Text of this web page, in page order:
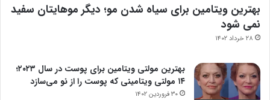
بهترین ویتامین برای سیاه شدن مو؛ دیگر موهایتان سفید
نمی شود
۲۸ خرداد ۱۴۰۲
بهترین مولتی ویتامین برای پوست در سال ۲۰۲۳؛
۱۴ مولتی ویتامینی که پوست را از نو می‌سازد
۳۰ فروردین ۱۴۰۲